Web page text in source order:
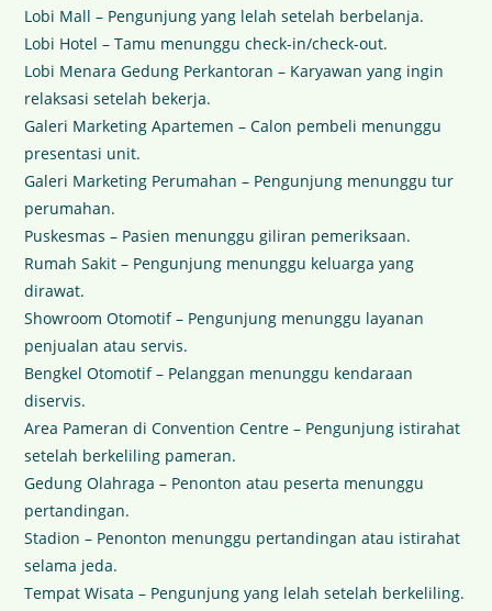
Lobi Mall – Pengunjung yang lelah setelah berbelanja.
Lobi Hotel – Tamu menunggu check-in/check-out.
Lobi Menara Gedung Perkantoran – Karyawan yang ingin
relaksasi setelah bekerja.
Galeri Marketing Apartemen – Calon pembeli menunggu
presentasi unit.
Galeri Marketing Perumahan – Pengunjung menunggu tur
perumahan.
Puskesmas – Pasien menunggu giliran pemeriksaan.
Rumah Sakit – Pengunjung menunggu keluarga yang
dirawat.
Showroom Otomotif – Pengunjung menunggu layanan
penjualan atau servis.
Bengkel Otomotif – Pelanggan menunggu kendaraan
diservis.
Area Pameran di Convention Centre – Pengunjung istirahat
setelah berkeliling pameran.
Gedung Olahraga – Penonton atau peserta menunggu
pertandingan.
Stadion – Penonton menunggu pertandingan atau istirahat
selama jeda.
Tempat Wisata – Pengunjung yang lelah setelah berkeliling.